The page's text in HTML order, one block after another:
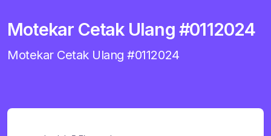
Motekar Cetak Ulang #0112024
Motekar Cetak Ulang #0112024